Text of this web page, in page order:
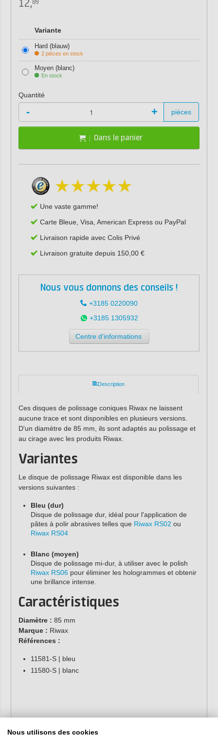
12,89
Variante
Hard (blauw)
2 pièces en stock
Moyen (blanc)
En stock
Quantité
- + pièces
Dans le panier
Une vaste gamme!
Carte Bleue, Visa, American Express ou PayPal
Livraison rapide avec Colis Privé
Livraison gratuite depuis 150,00 €
Nous vous donnons des conseils !
+3185 0220090
+3185 1305932
Centre d'informations
Description
Ces disques de polissage coniques Riwax ne laissent
aucune trace et sont disponibles en plusieurs versions.
D'un diamètre de 85 mm, ils sont adaptés au polissage et
au cirage avec les produits Riwax.
Variantes
Le disque de polissage Riwax est disponible dans les
versions suivantes :
Bleu (dur)
Disque de polissage dur, idéal pour l'application de
pâtes à polir abrasives telles que Riwax RS02 ou
Riwax RS04
Blanc (moyen)
Disque de polissage mi-dur, à utiliser avec le polish
Riwax RS06 pour éliminer les hologrammes et obtenir
une brillance intense.
Caractéristiques
Diamètre : 85 mm
Marque : Riwax
Références :
11581-S | bleu
11580-S | blanc
Nous utilisons des cookies